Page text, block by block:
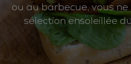
ou au barbecue, vous
sélection ensoleillée